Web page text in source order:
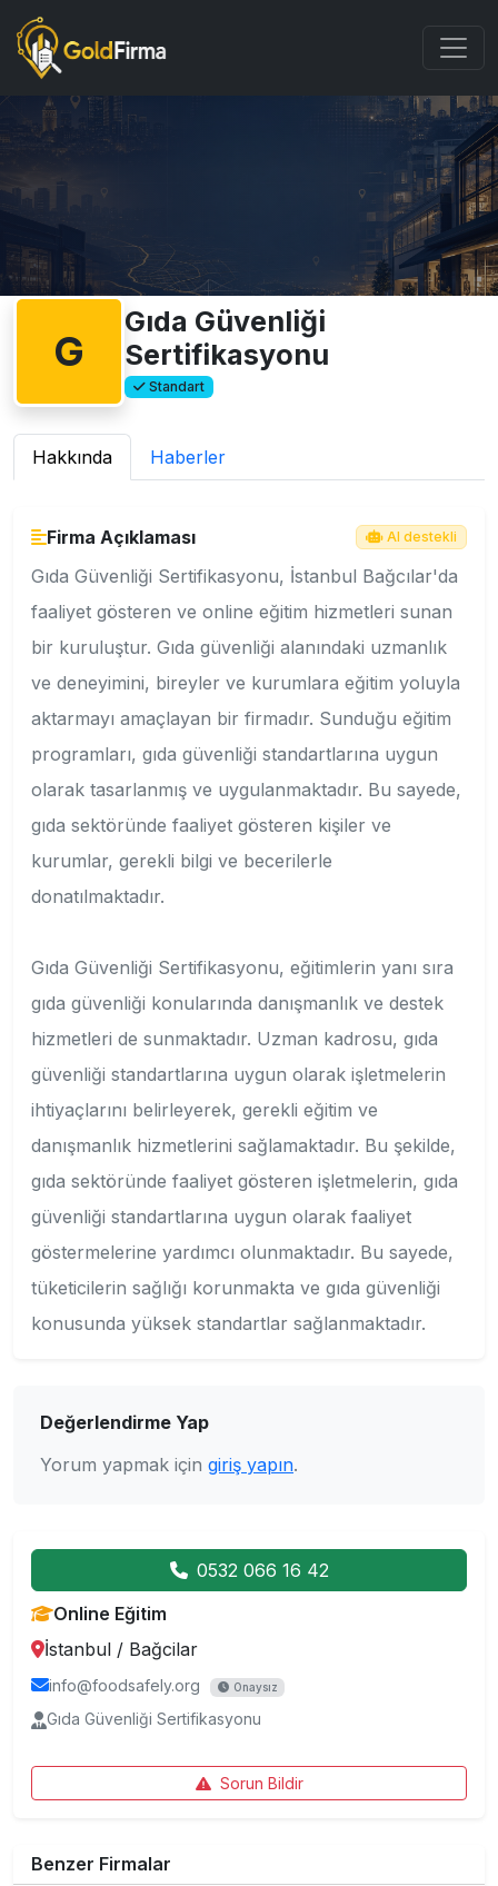
G
Gıda Güvenliği
Sertifikasyonu
Standart
Hakkında Haberler
Firma Açıklaması AI destekli
Gıda Güvenliği Sertifikasyonu, İstanbul Bağcılar'da
faaliyet gösteren ve online eğitim hizmetleri sunan
bir kuruluştur. Gıda güvenliği alanındaki uzmanlık
ve deneyimini, bireyler ve kurumlara eğitim yoluyla
aktarmayı amaçlayan bir firmadır. Sunduğu eğitim
programları, gıda güvenliği standartlarına uygun
olarak tasarlanmış ve uygulanmaktadır. Bu sayede,
gıda sektöründe faaliyet gösteren kişiler ve
kurumlar, gerekli bilgi ve becerilerle
donatılmaktadır.
Gıda Güvenliği Sertifikasyonu, eğitimlerin yanı sıra
gıda güvenliği konularında danışmanlık ve destek
hizmetleri de sunmaktadır. Uzman kadrosu, gıda
güvenliği standartlarına uygun olarak işletmelerin
ihtiyaçlarını belirleyerek, gerekli eğitim ve
danışmanlık hizmetlerini sağlamaktadır. Bu şekilde,
gıda sektöründe faaliyet gösteren işletmelerin, gıda
güvenliği standartlarına uygun olarak faaliyet
göstermelerine yardımcı olunmaktadır. Bu sayede,
tüketicilerin sağlığı korunmakta ve gıda güvenliği
konusunda yüksek standartlar sağlanmaktadır.
Değerlendirme Yap
Yorum yapmak için giriş yapın.
0532 066 16 42
Online Eğitim
İstanbul / Bağcilar
info@foodsafely.org Onaysız
Gıda Güvenliği Sertifikasyonu
Sorun Bildir
Benzer Firmalar